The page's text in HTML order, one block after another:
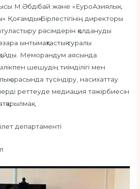
М.Әбдібай және «ЕуроАзиялық
Қоғамдық Бірлестігінің директоры
рәсімдерін қолдануды
ынтымақтастық туралы
Меморандум аясында
шешудің тиімділігі мен
арасында түсіндіру, насихаттау
реттеуде медиация тәжірбиесін
департаменті